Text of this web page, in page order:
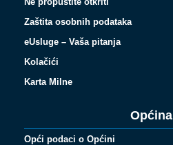
Zaštita osobnih podataka
eUsluge – Vaša pitanja
Kolačići
Karta Milne
Općina
Opći podaci o Općini